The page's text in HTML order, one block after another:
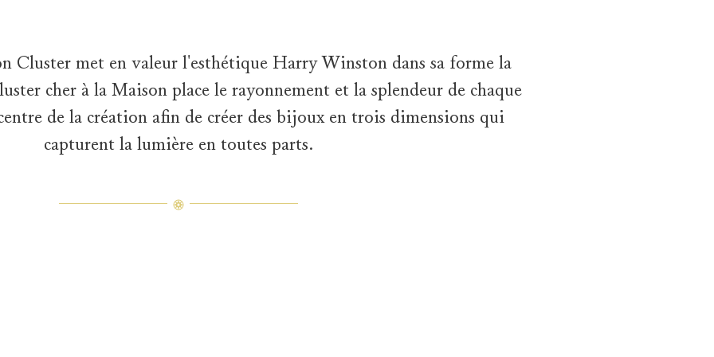
Cluster met en valeur l'esthétique Harry Winston dans sa forme la
cher à la Maison place le rayonnement et la splendeur de chaque
de la création afin de créer des bijoux en trois dimensions qui
capturent la lumière en toutes parts.